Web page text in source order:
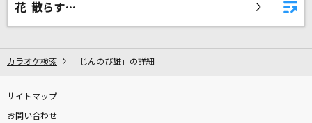
リアルタイムで歌われている曲の一覧
花 散らす…
カラオケ検索 「じんのび雄」の詳細
サイトマップ
お問い合わせ